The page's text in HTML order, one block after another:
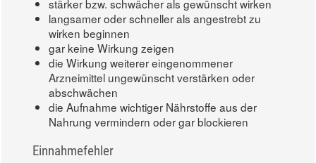
stärker bzw. schwächer als gewünscht wirken
langsamer oder schneller als angestrebt zu
wirken beginnen
gar keine Wirkung zeigen
die Wirkung weiterer eingenommener
Arzneimittel ungewünscht verstärken oder
abschwächen
die Aufnahme wichtiger Nährstoffe aus der
Nahrung vermindern oder gar blockieren
Einnahmefehler